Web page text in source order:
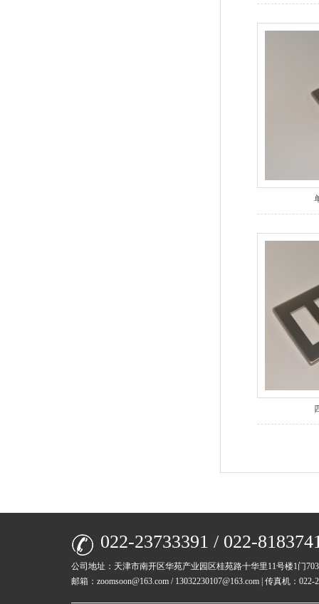
022-23733391 / 022-
公司地址：天津市南开区华苑产业园区桂苑路十华里11号楼1门
邮箱：zoomsoon@163.com / 13032230107@163.com | 传真机：